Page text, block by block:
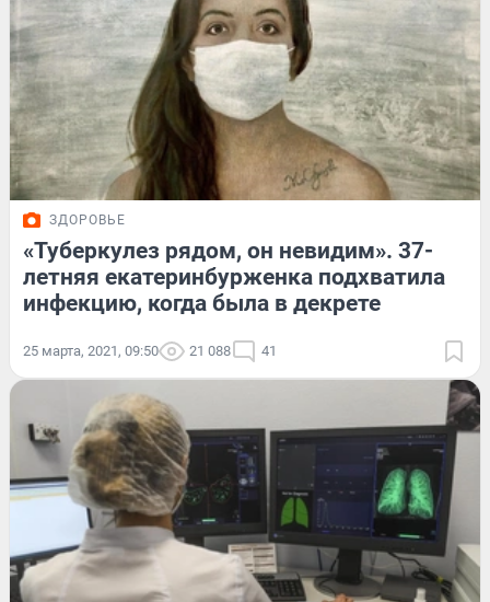
ЗДОРОВЬЕ
«Туберкулез рядом, он невидим». 37-
летняя екатеринбурженка подхватила
инфекцию, когда была в декрете
25 марта, 2021, 09:50 21 088 41